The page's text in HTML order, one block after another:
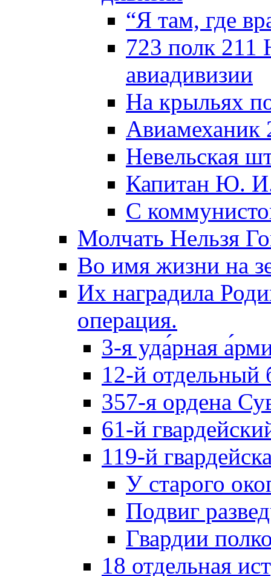
“Я там, где
723 полк 211
авиадивизии
На крыльях
Невельская
Капитан Ю.
С
Молчать Нельзя
Во имя жизни на
Их наградила
операция.
3-я уда́рная
12-й отдельный
357-я ордена
61-й
119-й
У старого
Подвиг
Гвардии
18 отдельная